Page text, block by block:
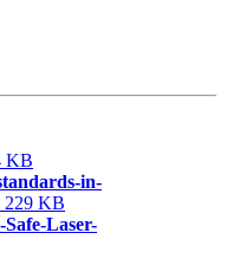
KB
in-
229 KB
Laser-